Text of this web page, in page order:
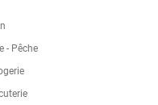
- Pêche